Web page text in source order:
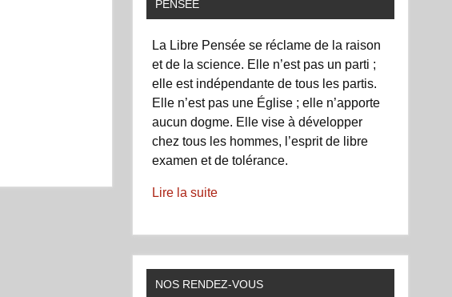
PENSÉE
La Libre Pensée se réclame de la raison
et de la science. Elle n’est pas un parti ;
elle est indépendante de tous les partis.
Elle n’est pas une Église ; elle n’apporte
aucun dogme. Elle vise à développer
chez tous les hommes, l’esprit de libre
examen et de tolérance.
Lire la suite
NOS RENDEZ-VOUS